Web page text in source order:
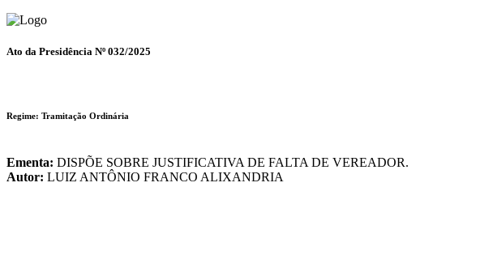
Ato da Presidência Nº 032/2025
Regime: Tramitação Ordinária
Ementa: DISPÕE SOBRE JUSTIFICATIVA DE FALTA DE VEREADOR.
Autor: LUIZ ANTÔNIO FRANCO ALIXANDRIA